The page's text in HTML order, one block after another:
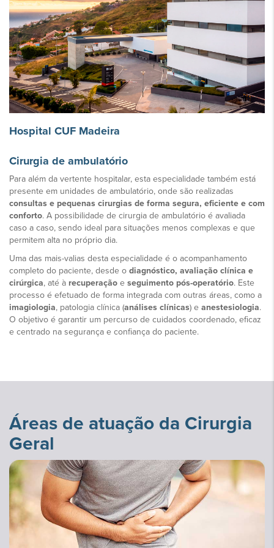
Hospital CUF Madeira
Cirurgia de ambulatório
Para além da vertente hospitalar, esta especialidade também está
presente em unidades de ambulatório, onde são realizadas
consultas e pequenas cirurgias de forma segura, eficiente e com
conforto. A possibilidade de cirurgia de ambulatório é avaliada
caso a caso, sendo ideal para situações menos complexas e que
permitem alta no próprio dia.
Uma das mais-valias desta especialidade é o acompanhamento
completo do paciente, desde o diagnóstico, avaliação clínica e
cirúrgica, até à recuperação e seguimento pós-operatório. Este
processo é efetuado de forma integrada com outras áreas, como a
imagiologia, patologia clínica (análises clínicas) e anestesiologia.
O objetivo é garantir um percurso de cuidados coordenado, eficaz
e centrado na segurança e confiança do paciente.
Áreas de atuação da Cirurgia
Geral